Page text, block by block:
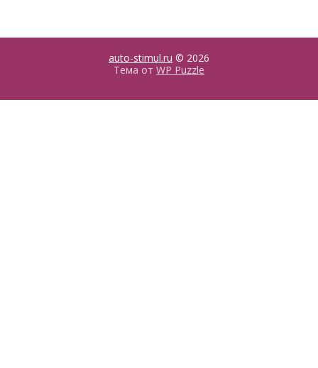
auto-stimul.ru © 2026
Тема от WP Puzzle